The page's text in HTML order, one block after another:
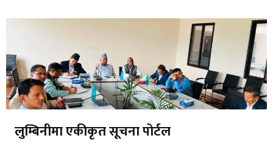
लुम्बिनीमा एकीकृत सूचना पोर्टल